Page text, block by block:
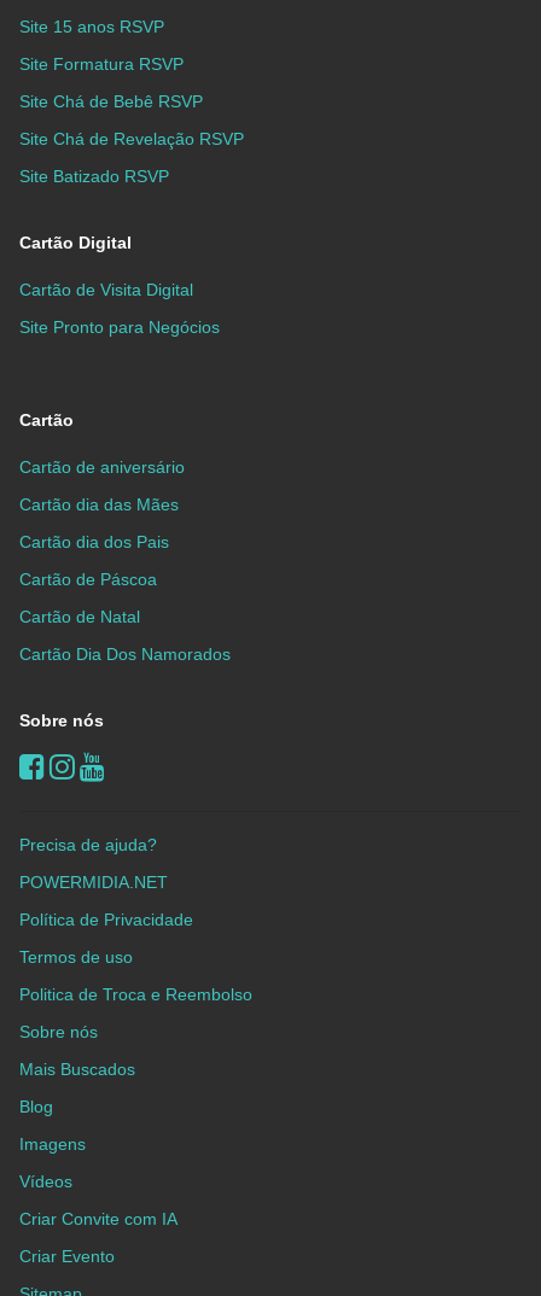
Site 15 anos RSVP
Site Formatura RSVP
Site Chá de Bebê RSVP
Site Chá de Revelação RSVP
Site Batizado RSVP
Cartão Digital
Cartão de Visita Digital
Site Pronto para Negócios
Cartão
Cartão de aniversário
Cartão dia das Mães
Cartão dia dos Pais
Cartão de Páscoa
Cartão de Natal
Cartão Dia Dos Namorados
Sobre nós
Precisa de ajuda?
POWERMIDIA.NET
Política de Privacidade
Termos de uso
Politica de Troca e Reembolso
Sobre nós
Mais Buscados
Blog
Imagens
Vídeos
Criar Convite com IA
Criar Evento